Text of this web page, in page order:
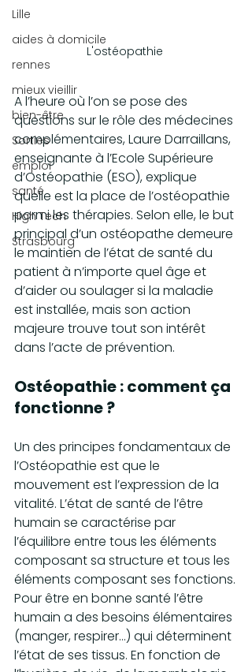
Lille
aides à domicile
rennes
mieux vieillir
bien-être
Sorties
emploi
santé
High Tech
Strasbourg
L'ostéopathie
A l’heure où l’on se pose des
questions sur le rôle des médecines
complémentaires, Laure Darraillans,
enseignante à l’Ecole Supérieure
d’Ostéopathie (ESO), explique
quelle est la place de l’ostéopathie
parmi les thérapies. Selon elle, le but
principal d’un ostéopathe demeure
le maintien de l’état de santé du
patient à n’importe quel âge et
d’aider ou soulager si la maladie
est installée, mais son action
majeure trouve tout son intérêt
dans l’acte de prévention.
Ostéopathie : comment ça
fonctionne ?
Un des principes fondamentaux de
l’Ostéopathie est que le
mouvement est l’expression de la
vitalité. L’état de santé de l’être
humain se caractérise par
l’équilibre entre tous les éléments
composant sa structure et tous les
éléments composant ses fonctions.
Pour être en bonne santé l’être
humain a des besoins élémentaires
(manger, respirer…) qui déterminent
l’état de ses tissus. En fonction de